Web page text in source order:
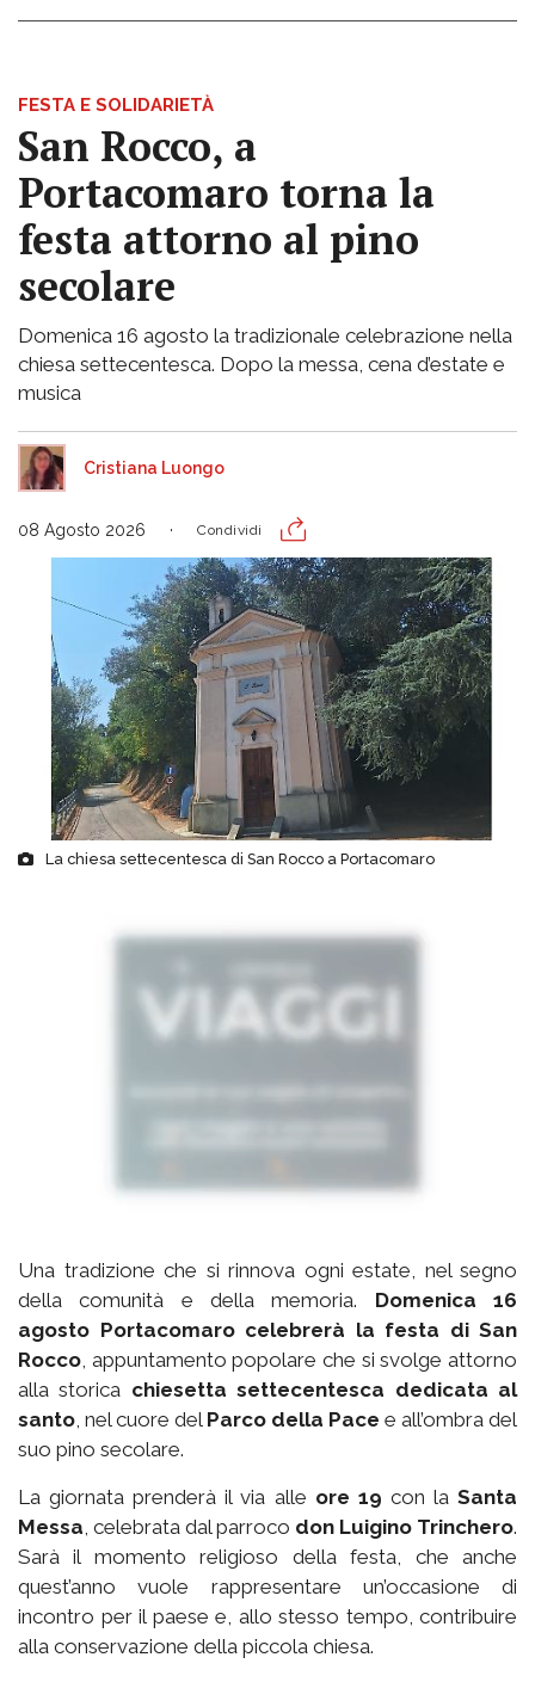
FESTA E SOLIDARIETÀ
San Rocco, a
Portacomaro torna la
festa attorno al pino
secolare
Domenica 16 agosto la tradizionale celebrazione nella
chiesa settecentesca. Dopo la messa, cena d’estate e
musica
Cristiana Luongo
08 Agosto 2026 Condividi
La chiesa settecentesca di San Rocco a Portacomaro
Una tradizione che si rinnova ogni estate, nel segno
della comunità e della memoria. Domenica 16
agosto Portacomaro celebrerà la festa di San
Rocco, appuntamento popolare che si svolge attorno
alla storica chiesetta settecentesca dedicata al
santo, nel cuore del Parco della Pace e all’ombra del
suo pino secolare.
La giornata prenderà il via alle ore 19 con laSanta
Messa, celebrata dal parroco don Luigino Trinchero.
Sarà il momento religioso della festa, che anche
quest’anno vuole rappresentare un’occasione di
incontro per il paese e, allo stesso tempo, contribuire
alla conservazione della piccola chiesa.